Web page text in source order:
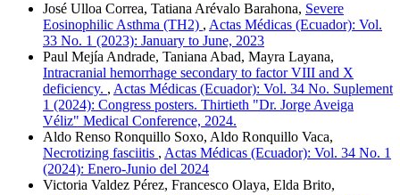
José Ulloa Correa, Tatiana Arévalo Barahona, Severe
Eosinophilic Asthma (TH2) , Actas Médicas (Ecuador): Vol.
33 No. 1 (2023): January to June, 2023
Paul Mejía Andrade, Taniana Abad, Mayra Layana,
Intracranial hemorrhage secondary to factor VIII and X
deficiency. , Actas Médicas (Ecuador): Vol. 34 No. Suplement
1 (2024): Congress posters. Thirtieth "Dr. Jorge Aveiga
Véliz" Medical Conference, 2024.
Aldo Renso Ronquillo Soxo, Aldo Ronquillo Vaca,
Necrotizing fasciitis , Actas Médicas (Ecuador): Vol. 34 No. 1
(2024): Enero-Junio del 2024
Victoria Valdez Pérez, Francesco Olaya, Elda Brito,